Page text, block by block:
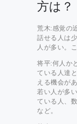
方は？
荒木:感覚の
話せる人は
人が多い。
将平:何人か
ている人達
える機会が
若い人が多
ている人、
など。